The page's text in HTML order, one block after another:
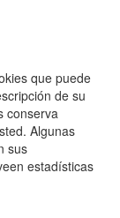
que puede
de su
conserva
Algunas
sus
estadísticas